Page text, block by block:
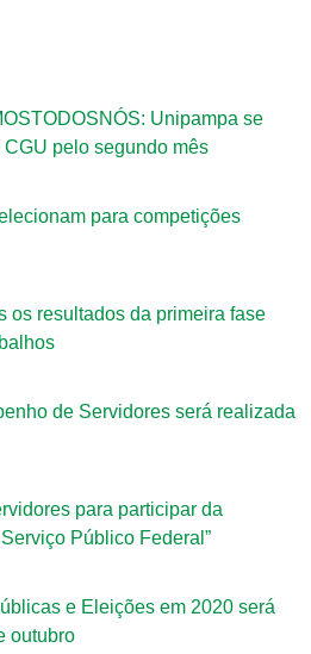
Unipampa se
pelo segundo mês
para competições
os resultados da primeira fase
de Servidores será realizada
para participar da
Público Federal”
e Eleições em 2020 será
outubro